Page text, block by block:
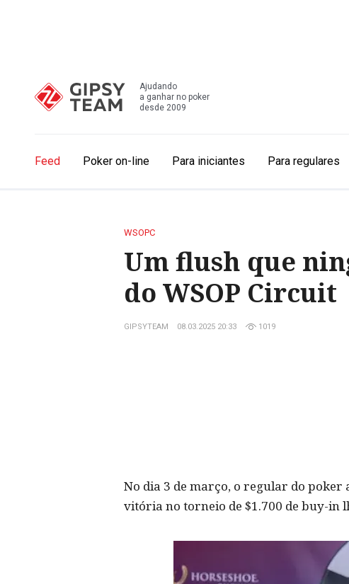
Ajudando
a ganhar no poker
desde 2009
Feed Poker on-line Para iniciantes Para regulares
WSOPC
Um flush que
do WSOP Circuit
GIPSYTEAM 08.03.2025 20:33 1019
No dia 3 de março, o regular do poker
vitória no torneio de $1.700 de buy-in